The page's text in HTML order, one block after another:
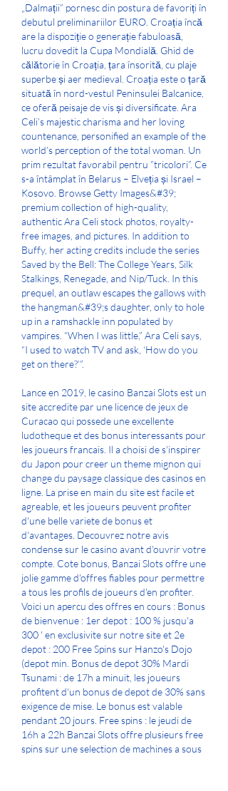
„Dalmații” pornesc din postura de favoriți în
debutul preliminariilor EURO. Croația încă
are la dispoziție o generație fabuloasă,
lucru dovedit la Cupa Mondială. Ghid de
călătorie în Croația, țara însorită, cu plaje
superbe și aer medieval. Croația este o țară
situată în nord-vestul Peninsulei Balcanice,
ce oferă peisaje de vis și diversificate. Ara
Celi’s majestic charisma and her loving
countenance, personified an example of the
world’s perception of the total woman. Un
prim rezultat favorabil pentru ”tricolori”. Ce
s-a întâmplat în Belarus – Elveția și Israel –
Kosovo. Browse Getty Images&#39;
premium collection of high-quality,
authentic Ara Celi stock photos, royalty-
free images, and pictures. In addition to
Buffy, her acting credits include the series
Saved by the Bell: The College Years, Silk
Stalkings, Renegade, and Nip/Tuck. In this
prequel, an outlaw escapes the gallows with
the hangman&#39;s daughter, only to hole
up in a ramshackle inn populated by
vampires. “When I was little,” Ara Celi says,
“I used to watch TV and ask, ‘How do you
get on there?’”.
Lance en 2019, le casino Banzai Slots est un
site accredite par une licence de jeux de
Curacao qui possede une excellente
ludotheque et des bonus interessants pour
les joueurs francais. Il a choisi de s'inspirer
du Japon pour creer un theme mignon qui
change du paysage classique des casinos en
ligne. La prise en main du site est facile et
agreable, et les joueurs peuvent profiter
d'une belle variete de bonus et
d'avantages. Decouvrez notre avis
condense sur le casino avant d'ouvrir votre
compte. Cote bonus, Banzai Slots offre une
jolie gamme d'offres fiables pour permettre
a tous les profils de joueurs d'en profiter.
Voici un apercu des offres en cours : Bonus
de bienvenue : 1er depot : 100 % jusqu'a
300 ' en exclusivite sur notre site et 2e
depot : 200 Free Spins sur Hanzo's Dojo
(depot min. Bonus de depot 30% Mardi
Tsunami : de 17h a minuit, les joueurs
profitent d'un bonus de depot de 30% sans
exigence de mise. Le bonus est valable
pendant 20 jours. Free spins : le jeudi de
16h a 22h Banzai Slots offre plusieurs free
spins sur une selection de machines a sous